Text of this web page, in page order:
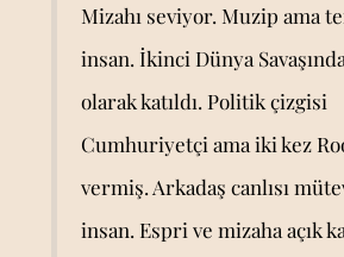
Mizahı seviyor. Muzip ama
insan. İkinci Dünya
olarak katıldı. Politik çizgisi
Cumhuriyetçi ama iki kez
vermiş. Arkadaş canlısı
insan. Espri ve mizaha açık